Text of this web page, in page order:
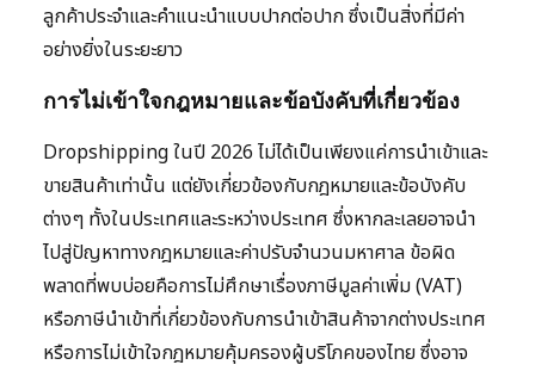
ลูกค้าประจำและคำแนะนำแบบปากต่อปาก ซึ่งเป็นสิ่งที่มีค่า
อย่างยิ่งในระยะยาว
การไม่เข้าใจกฎหมายและข้อบังคับที่เกี่ยวข้อง
Dropshipping ในปี 2026 ไม่ได้เป็นเพียงแค่การนำเข้าและ
ขายสินค้าเท่านั้น แต่ยังเกี่ยวข้องกับกฎหมายและข้อบังคับ
ต่างๆ ทั้งในประเทศและระหว่างประเทศ ซึ่งหากละเลยอาจนำ
ไปสู่ปัญหาทางกฎหมายและค่าปรับจำนวนมหาศาล ข้อผิด
พลาดที่พบบ่อยคือการไม่ศึกษาเรื่องภาษีมูลค่าเพิ่ม (VAT)
หรือภาษีนำเข้าที่เกี่ยวข้องกับการนำเข้าสินค้าจากต่างประเทศ
หรือการไม่เข้าใจกฎหมายคุ้มครองผู้บริโภคของไทย ซึ่งอาจ